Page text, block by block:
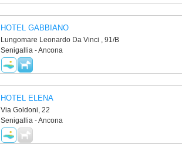
HOTEL GABBIANO
Lungomare Leonardo Da Vinci , 91/B
Senigallia - Ancona
HOTEL ELENA
Via Goldoni, 22
Senigallia - Ancona